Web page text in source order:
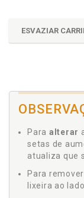
ESVAZIAR
Para alterar
setas de
atualiza que
Para
lixeira ao